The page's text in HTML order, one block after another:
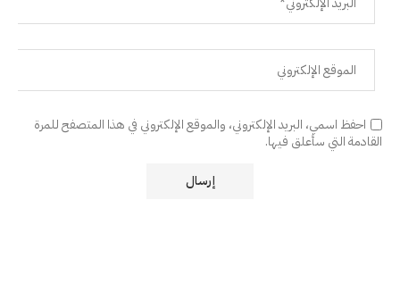
احفظ اسمي، البريد الإلكتروني، والموقع الإلكتروني في هذا المتصفح للمرة
القادمة التي سأعلق فيها.